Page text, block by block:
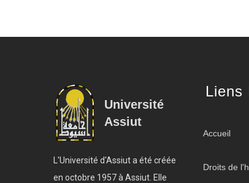
Université
Assiut
L'Université d'Assiut a été créée
en octobre 1957 à Assiut. Elle
Liens
Accueil
Droits de